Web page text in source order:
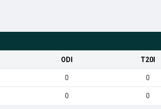
ODI T20I
0 0
0 0